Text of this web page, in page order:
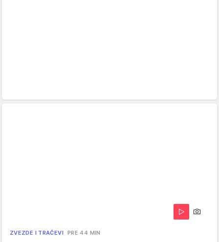
ZVEZDE I TRAČEVI PRE 44 MIN